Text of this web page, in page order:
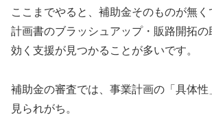
ここまでやると、補助金そのものが無く
計画書のブラッシュアップ・販路開拓
効く支援が見つかることが多いです。
補助金の審査では、事業計画の「具体
見られがち。